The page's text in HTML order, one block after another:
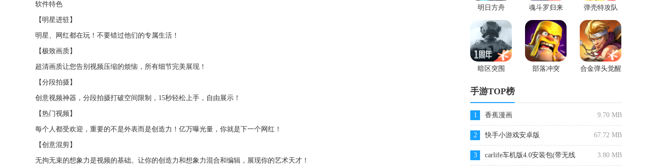
软件特色
【明星进驻】
明星、网红都在玩！不要错过他们的专属生活！
【极致画质】
超清画质让您告别视频压缩的烦恼，所有细节完美展现！
【分段拍摄】
创意视频神器，分段拍摄打破空间限制，15秒轻松上手，自由展示！
【热门视频】
每个人都受欢迎，重要的不是外表而是创造力！亿万曝光量，你就是下一个网红！
【创意混剪】
无拘无束的想象力是视频的基础。让你的创造力和想象力混合和编辑，展现你的艺术天才！
明日方舟 魂斗罗归来 弹壳特攻队
暗区突围 部落冲突 合金弹头觉醒
手游TOP榜
9.70 MB
1 香蕉漫画
67.72 MB
2 快手小游戏安卓版
3.80 MB
3
carlife车机版4.0安装包(带无线
WIFI)